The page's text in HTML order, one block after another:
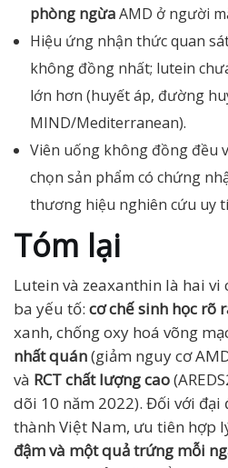
phòng ngừaAMD ở người
Hiệu ứng nhận thức quan
không đồng nhất; lutein
lớn hơn (huyết áp, đường
MIND/Mediterranean).
Viên uống không đồng đều
chọn sản phẩm có chứng
thương hiệu nghiên cứu uy
Tóm lại
Lutein và zeaxanthin là hai vi
ba yếu tố: cơ chế sinh học rõ
xanh, chống oxy hoá võng
nhất quán(giảm nguy cơ
và RCT chất lượng cao
dõi 10 năm 2022). Đối với
thành Việt Nam, ưu tiên hợp
đậm và một quả trứng mỗi